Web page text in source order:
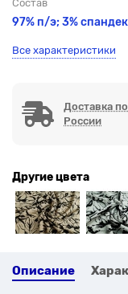
Состав
97% п/э; 3%
Все характеристики
Доставка по
России
Другие цвета
Описание